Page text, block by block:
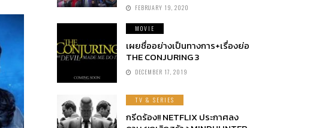
FEBRUARY 19, 2020
MOVIE
เผยชื่ออย่างเป็นทางการ+เรื่องย่อ
THE CONJURING 3
DECEMBER 17, 2019
TV & SERIES
กรีดร้อง!! NETFLIX ประกาศลง